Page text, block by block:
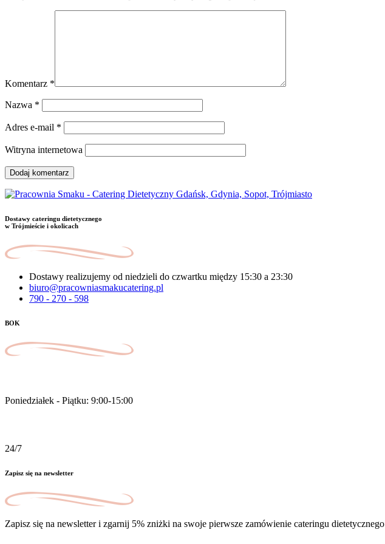
Komentarz *
Nazwa *
Adres e-mail *
Witryna internetowa
Dostawy cateringu dietetycznego
w Trójmieście i okolicach
Dostawy realizujemy od niedzieli do czwartku między 15:30 a 23:30
biuro@pracowniasmakucatering.pl
790 - 270 - 598
BOK
Poniedziałek - Piątku: 9:00-15:00
24/7
Zapisz się na newsletter
Zapisz się na newsletter i zgarnij 5% zniżki na swoje pierwsze zamówienie cateringu dietetycznego